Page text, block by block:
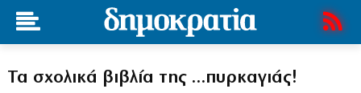
Τα σχολικά βιβλία της …πυρκαγιάς!